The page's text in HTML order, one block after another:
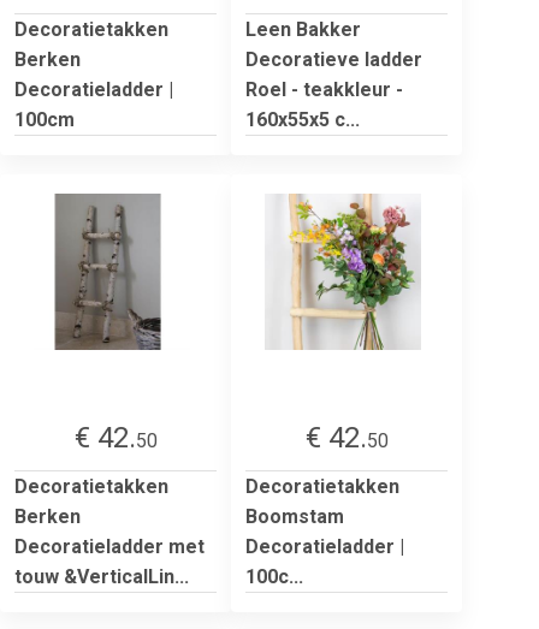
Decoratietakken
Berken
Decoratieladder |
100cm
Leen Bakker
Decoratieve ladder
Roel - teakkleur -
160x55x5 c...
€ 42.50
Decoratietakken
Berken
Decoratieladder met
touw &VerticalLin...
€ 42.50
Decoratietakken
Boomstam
Decoratieladder |
100c...